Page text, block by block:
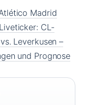
Madrid
CL-
Leverkusen –
und Prognose